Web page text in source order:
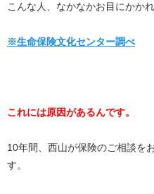
こんな人、なかなかお目にかかれ
※生命保険文化センター調べ
これには原因があるんです。
10年間、西山が保険のご相談を
す。